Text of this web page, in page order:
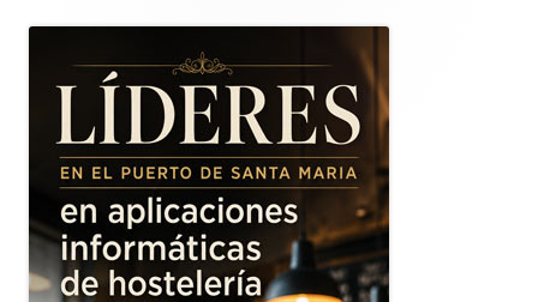
principal